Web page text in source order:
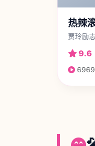
热辣
贾玲励
9.6
6969